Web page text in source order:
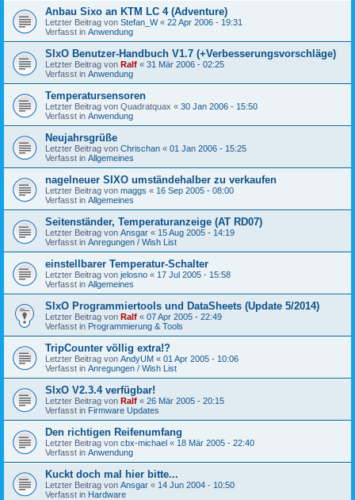
Anbau Sixo an KTM LC 4 (Adventure)
Letzter Beitrag von Stefan_W« 22 Apr 2006 - 19:31
Verfasst in Anwendung
SIxO Benutzer-Handbuch V1.7 (+Verbesserungsvorschläge)
Letzter Beitrag von Ralf « 31 Mär 2006 - 02:25
Verfasst in Anwendung
Temperatursensoren
Letzter Beitrag von Quadratquax « 30 Jan 2006 - 15:50
Verfasst in Anwendung
Neujahrsgrüße
Letzter Beitrag von Chrischan « 01 Jan 2006 - 15:25
Verfasst in Allgemeines
nagelneuer SIXO umständehalber zu verkaufen
Letzter Beitrag von maggs « 16 Sep 2005 - 08:00
Verfasst in Allgemeines
Seitenständer, Temperaturanzeige (AT RD07)
Letzter Beitrag von Ansgar « 15 Aug 2005 - 14:19
Verfasst in Anregungen / Wish List
einstellbarer Temperatur-Schalter
Letzter Beitrag von jelosno « 17 Jul 2005 - 15:58
Verfasst in Allgemeines
SIxO Programmiertools und DataSheets (Update 5/2014)
Letzter Beitrag von Ralf « 07 Apr 2005 - 22:49
Verfasst in Programmierung & Tools
TripCounter völlig extra!?
Letzter Beitrag von AndyUM « 01 Apr 2005 - 10:06
Verfasst in Anregungen / Wish List
SIxO V2.3.4 verfügbar!
Letzter Beitrag von Ralf « 26 Mär 2005 - 20:15
Verfasst in Firmware Updates
Den richtigen Reifenumfang
Letzter Beitrag von cbx-michael « 18 Mär 2005 - 22:40
Verfasst in Anwendung
Kuckt doch mal hier bitte...
Letzter Beitrag von Ansgar « 14 Jun 2004 - 10:50
Verfasst in Hardware